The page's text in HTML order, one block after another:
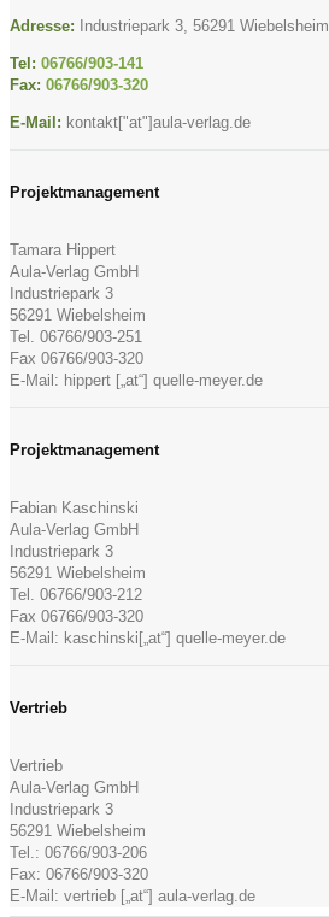
Adresse: Industriepark 3, 56291 Wiebelsheim
Tel: 06766/903-141
Fax: 06766/903-320
E-Mail: kontakt["at"]aula-verlag.de
Projektmanagement
Tamara Hippert
Aula-Verlag GmbH
Industriepark 3
56291 Wiebelsheim
Tel. 06766/903-251
Fax 06766/903-320
E-Mail: hippert [„at“] quelle-meyer.de
Projektmanagement
Fabian Kaschinski
Aula-Verlag GmbH
Industriepark 3
56291 Wiebelsheim
Tel. 06766/903-212
Fax 06766/903-320
E-Mail: kaschinski[„at“] quelle-meyer.de
Vertrieb
Vertrieb
Aula-Verlag GmbH
Industriepark 3
56291 Wiebelsheim
Tel.: 06766/903-206
Fax: 06766/903-320
E-Mail: vertrieb [„at“] aula-verlag.de